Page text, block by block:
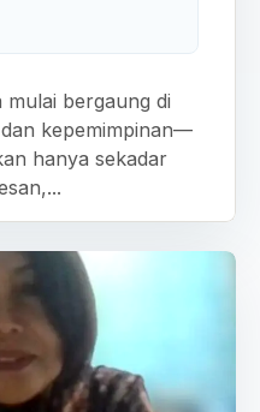
bergaung di
kepemimpinan—
hanya sekadar